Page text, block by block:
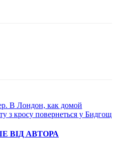
В Лондон, как домой
з кросу повернеться у Бидгощ
ВІД АВТОРА